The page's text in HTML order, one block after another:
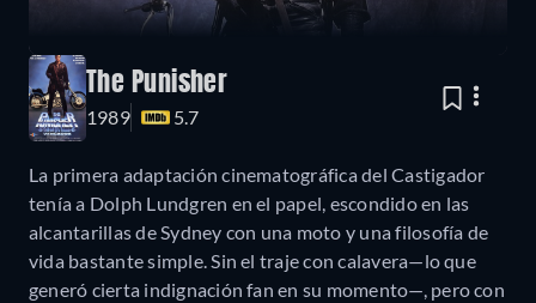
The Punisher
1989 5.7
La primera adaptación cinematográfica del Castigador
tenía a Dolph Lundgren en el papel, escondido en las
alcantarillas de Sydney con una moto y una filosofía de
vida bastante simple. Sin el traje con calavera—lo que
generó cierta indignación fan en su momento—, pero con